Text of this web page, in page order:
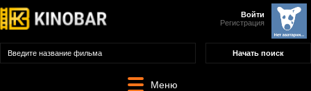
Войти
Регистрация
Меню